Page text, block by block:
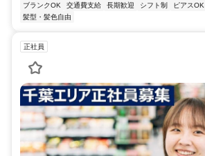
ブランクOK
交通費支給 長期歓迎 シフト制 ピアスOK
髪型・髪色自由
正社員